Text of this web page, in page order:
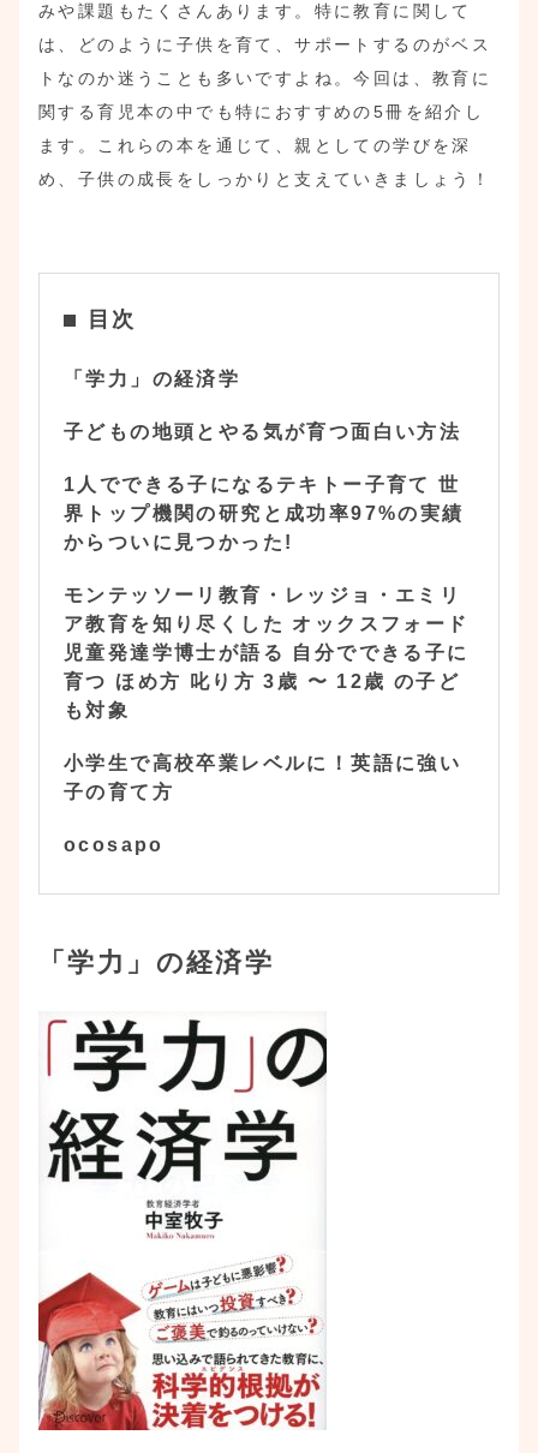
みや課題もたくさんあります。特に教育に関して
は、どのように子供を育て、サポートするのがベス
トなのか迷うことも多いですよね。今回は、教育に
関する育児本の中でも特におすすめの5冊を紹介し
ます。これらの本を通じて、親としての学びを深
め、子供の成長をしっかりと支えていきましょう！
目次
「学力」の経済学
子どもの地頭とやる気が育つ面白い方法
1人でできる子になるテキトー子育て 世
界トップ機関の研究と成功率97%の実績
からついに見つかった!
モンテッソーリ教育・レッジョ・エミリ
ア教育を知り尽くした オックスフォード
児童発達学博士が語る 自分でできる子に
育つ ほめ方 叱り方 3歳 〜 12歳 の子ど
も対象
小学生で高校卒業レベルに！英語に強い
子の育て方
ocosapo
「学力」の経済学